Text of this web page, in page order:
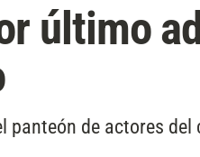
último
panteón de actores del